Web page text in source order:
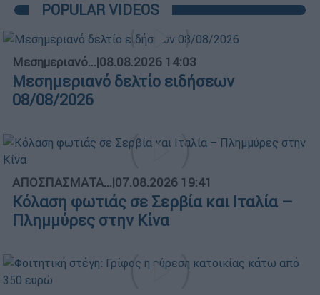
POPULAR VIDEOS
Μεσημεριανό...|08.08.2026 14:03
Μεσημεριανό δελτίο ειδήσεων
08/08/2026
ΑΠΟΣΠΑΣΜΑΤΑ...|07.08.2026 19:41
Κόλαση φωτιάς σε Σερβία και Ιταλία –
Πλημμύρες στην Κίνα